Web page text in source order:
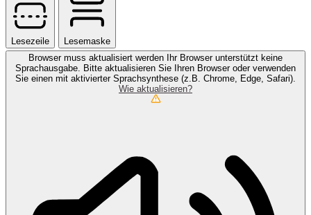
Lesezeile
Lesemaske
Browser muss aktualisiert werden
Ihr Browser unterstützt keine
Sprachausgabe. Bitte aktualisieren Sie Ihren Browser oder verwenden
Sie einen mit aktivierter Sprachsynthese (z.B. Chrome, Edge, Safari).
Wie aktualisieren?